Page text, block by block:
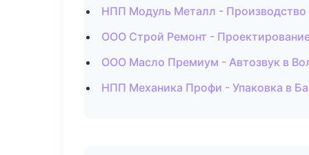
НПП Модуль Металл - Производство
ООО Строй Ремонт -
ООО Масло Премиум - Автозвук в
НПП Механика Профи - Упаковка в